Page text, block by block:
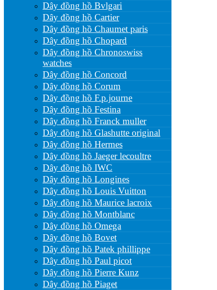
Dây đồng hồ Bvlgari
Dây đồng hồ Cartier
Dây đồng hồ Chaumet paris
Dây đồng hồ Chopard
Dây đồng hồ Chronoswiss
watches
Dây đồng hồ Concord
Dây đồng hồ Corum
Dây đồng hồ F.p.journe
Dây đồng hồ Festina
Dây đồng hồ Franck muller
Dây đồng hồ Glashutte original
Dây đồng hồ Hermes
Dây đồng hồ Jaeger lecoultre
Dây đồng hồ IWC
Dây đồng hồ Longines
Dây đồng hồ Louis Vuitton
Dây đồng hồ Maurice lacroix
Dây đồng hồ Montblanc
Dây đồng hồ Omega
Dây đồng hồ Bovet
Dây đồng hồ Patek phillippe
Dây đồng hồ Paul picot
Dây đồng hồ Pierre Kunz
Dây đồng hồ Piaget